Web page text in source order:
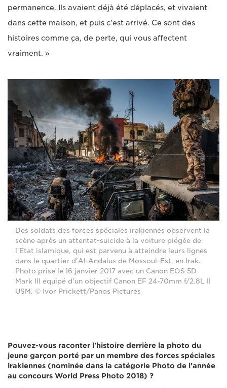
permanence. Ils avaient déjà été déplacés, et vivaient
dans cette maison, et puis c'est arrivé. Ce sont des
histoires comme ça, de perte, qui vous affectent
vraiment. »
Des soldats des forces spéciales irakiennes observent la
scène après un attentat-suicide à la voiture piégée de
l'État islamique, qui est parvenu à atteindre leurs lignes
dans le quartier d'Al-Andalus de Mossoul-Est, en Irak.
Photo prise le 16 janvier 2017 avec un Canon EOS 5D
Mark III équipé d'un objectif Canon EF 24-70mm f/2.8L II
USM. © Ivor Prickett/Panos Pictures
Pouvez-vous raconter l'histoire derrière la photo du
jeune garçon porté par un membre des forces spéciales
irakiennes (nominée dans la catégorie Photo de l'année
au concours World Press Photo 2018) ?